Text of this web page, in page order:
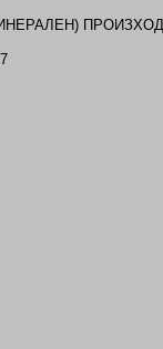
ПРОИЗХОД